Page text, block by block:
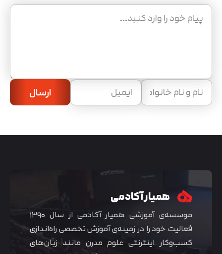
ارسال
همیار آکادمی
موسسه‌ی آموزشی همیار آکادمی از سال ۱۳۹۰
فعالیت خود را در زمینه‌ی آموزش تخصصی راه‌اندازی
کسب‌و‌کار اینترنتی علوم مدرن مانند زبان‌های